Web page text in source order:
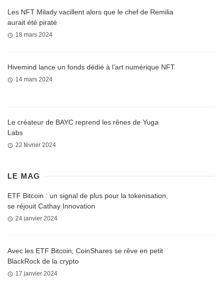
Les NFT Milady vacillent alors que le chef de Remilia
aurait été piraté
18 mars 2024
Hivemind lance un fonds dédié à l’art numérique NFT
14 mars 2024
Le créateur de BAYC reprend les rênes de Yuga
Labs
22 février 2024
LE MAG
ETF Bitcoin : un signal de plus pour la tokenisation,
se réjouit Cathay Innovation
24 janvier 2024
Avec les ETF Bitcoin, CoinShares se rêve en petit
BlackRock de la crypto
17 janvier 2024